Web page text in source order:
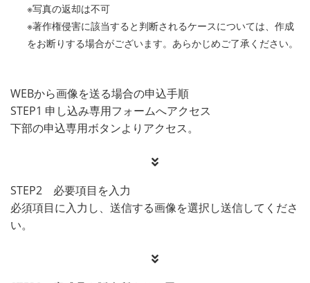
※写真の返却は不可
※著作権侵害に該当すると判断されるケースについては、作成
をお断りする場合がございます。あらかじめご了承ください。
WEBから画像を送る場合の申込手順
STEP1 申し込み専用フォームへアクセス
下部の申込専用ボタンよりアクセス。
STEP2 必要項目を入力
必須項目に入力し、送信する画像を選択し送信してくださ
い。